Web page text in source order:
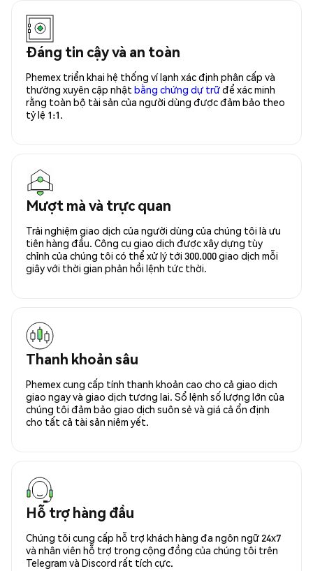
Đáng tin cậy và an toàn
Phemex triển khai hệ thống ví lạnh xác định phân cấp và
thường xuyên cập nhật bằng chứng dự trữđể xác minh
rằng toàn bộ tài sản của người dùng được đảm bảo theo
tỷ lệ 1:1.
Mượt mà và trực quan
Trải nghiệm giao dịch của người dùng của chúng tôi là ưu
tiên hàng đầu. Công cụ giao dịch được xây dựng tùy
chỉnh của chúng tôi có thể xử lý tới 300.000 giao dịch mỗi
giây với thời gian phản hồi lệnh tức thời.
Thanh khoản sâu
Phemex cung cấp tính thanh khoản cao cho cả giao dịch
giao ngay và giao dịch tương lai. Sổ lệnh số lượng lớn của
chúng tôi đảm bảo giao dịch suôn sẻ và giá cả ổn định
cho tất cả tài sản niêm yết.
Hỗ trợ hàng đầu
Chúng tôi cung cấp hỗ trợ khách hàng đa ngôn ngữ 24x7
và nhân viên hỗ trợ trong cộng đồng của chúng tôi trên
Telegram và Discord rất tích cực.